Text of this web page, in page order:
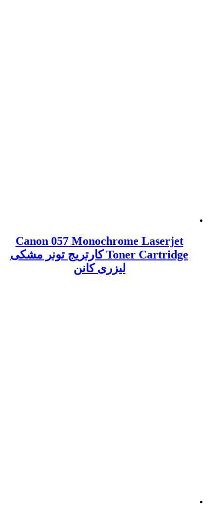
Canon 057 Monochrome Laserjet
Toner Cartridge کارتریج تونر مشکی
لیزری کانن